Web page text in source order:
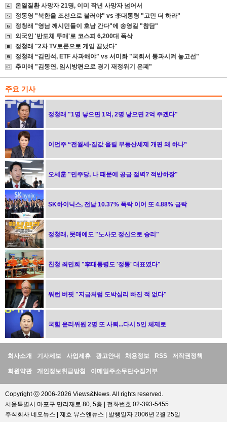
온열질환 사망자 21명, 이미 작년 사망자 넘어서
정동영 "북한을 조선으로 불러야" vs 李대통령 "고민 더 하라"
정청래 "영남 깨시민들이 호남 간다"에 송영길 "참담"
외국인 '반도체 투매'로 코스피 6,200대 폭삭
정청래 "2차 TV토론으로 게임 끝났다"
정청래 “김민석, ETF 사과해야" vs 서미화 "국회서 통과시켜 놓고선"
추미애 "김동연, 임시방편으로 경기 재정위기 은폐"
주요 기사
정청래 "1명 낳으면 1억, 2명 낳으면 2억 주겠다"
이언주 “전월세-집값 올릴 부동산세제 개편 왜 하나”
오세훈 "민주당, 나 때문에 공급 절벽? 적반하장"
SK하이닉스, 전날 10.37% 폭락 이어 또 4.88% 급락
정청래, 뭇매에도 "노사모 정신으로 승리"
친청 최민희 "李대통령도 '정통' 대표였다"
워런 버핏 "지금처럼 도박심리 빠진 적 없다"
국힘 윤리위원 2명 또 사퇴...다시 5인 체제로
정
보
회사소개 기사제보 사업제휴 광고안내 채용정보 RSS 저작권정책
회원약관 개인정보취급방침 이메일주소무단수집거부
Copyright ⓒ 2006-2026 Views&News. All rights reserved.
서울특별시 마포구 만리재로 80, 5층 | 전화번호 02-393-5455
주식회사 네오뉴스 | 제호 뷰스앤뉴스 | 발행일자 2006년 2월 25일